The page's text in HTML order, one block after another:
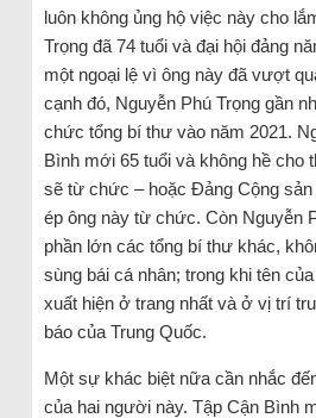
luôn không ủng hộ việc này cho
Trọng đã 74 tuổi và đại hội đảng
một ngoại lệ vì ông này đã vượt
cạnh đó, Nguyễn Phú Trọng gần
chức tổng bí thư vào năm 2021.
Bình mới 65 tuổi và không hề cho
sẽ từ chức – hoặc Đảng Cộng sản
ép ông này từ chức. Còn Nguyễn
phần lớn các tổng bí thư khác,
sùng bái cá nhân; trong khi tên
xuất hiện ở trang nhất và ở vị trí
báo của Trung Quốc.
Một sự khác biệt nữa cần nhắc
của hai người này. Tập Cận Bình